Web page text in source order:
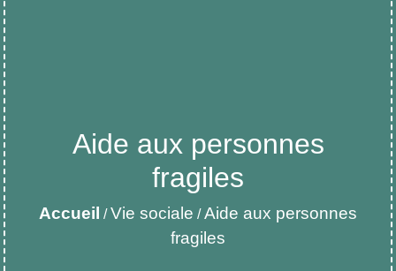
Aide aux personnes
fragiles
Accueil /Vie sociale /Aide aux personnes
fragiles